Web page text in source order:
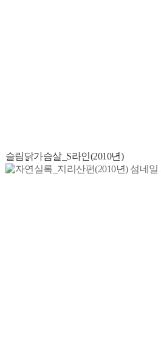
슬림닭가슴살_S라인(2010년)